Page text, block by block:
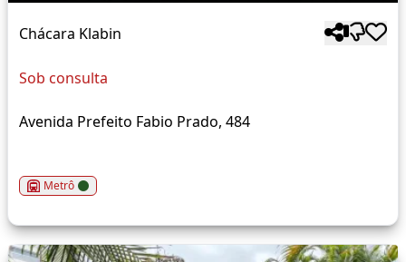
Chácara Klabin
Sob consulta
Avenida Prefeito Fabio Prado, 484
Metrô